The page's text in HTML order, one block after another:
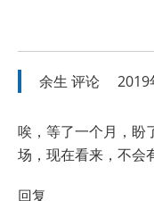
余生 评论 2019
唉，等了一个月，盼
场，现在看来，不会
回复